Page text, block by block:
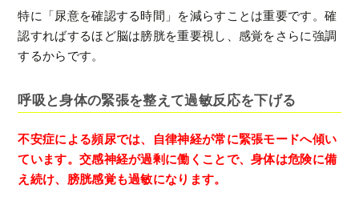
特に「尿意を確認する時間」を減らすことは重要です。確
認すればするほど脳は膀胱を重要視し、感覚をさらに強調
するからです。
呼吸と身体の緊張を整えて過敏反応を下げる
不安症による頻尿では、自律神経が常に緊張モードへ傾い
ています。交感神経が過剰に働くことで、身体は危険に備
え続け、膀胱感覚も過敏になります。